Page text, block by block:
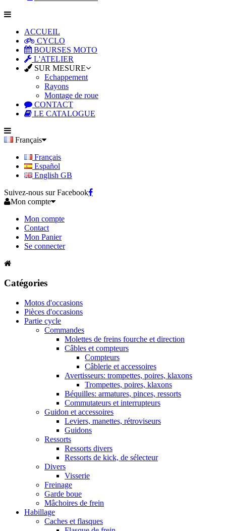
ACCUEIL
CYCLO
BOURSES MOTO
L'ATELIER
SUR MESURE
Echappement
Rayons
Montage de roue
CONTACT
LE CATALOGUE
Français
Français
Español
English GB
Suivez-nous sur Facebook
Mon compte
Mon compte
Contact
Mon Panier
Se connecter
Catégories
Motos d'occasions
Pièces d'occasions
Partie cycle
Commandes
Molettes de freins fourche et direction
Câbles et compteurs
Compteurs
Câblerie et accessoires
Avertisseurs: trompettes, poires, klaxons
Trompettes, poires, klaxons
Béquilles: armatures, pinces, ressorts
Commutateurs et interrupteurs
Guidon et accessoires
Leviers, manettes, rétroviseurs
Guidons
Ressorts
Ressorts divers
Ressorts de kick, de sélecteur
Divers
Visserie
Freinage
Garde boue
Mâchoires de frein
Habillage
Caches et flasques